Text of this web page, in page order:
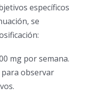
específicos
se
mg por semana.
para observar